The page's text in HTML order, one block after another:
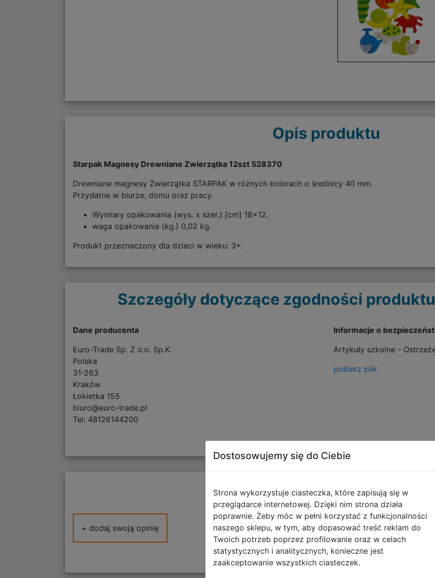
Opis produktu
Starpak Magnesy Drewniane Zwierzątka 12szt 528370
Drewniane magnesy Zwierzątka STARPAK w różnych kolorach o średnicy 40 mm.
Przydatne w biurze, domu oraz pracy.
Wymiary opakowania (wys. x szer.) [cm] 18x12,
waga opakowania (kg.) 0,02 kg.
Produkt przeznaczony dla dzieci w wieku: 3+.
Szczegóły dotyczące zgodności
Dane producenta
Euro-Trade Sp. Z o.o. Sp.K.
Polska
31-263
Kraków
Łokietka 155
biuro@euro-trade.pl
Tel: 48126144200
Informacje o
Artykuły szkolne -
pobierz plik
Opinie o produkcie
+ dodaj swoją opinię
Dostosowujemy się do Ciebie
Strona wykorzystuje ciasteczka, które zapisują się w
przeglądarce internetowej. Dzięki nim strona działa
poprawnie. Żeby móc w pełni korzystać z funkcjonalności
naszego sklepu, w tym, aby dopasować treść reklam do
Twoich potrzeb poprzez profilowanie oraz w celach
statystycznych i analitycznych, konieczne jest
zaakceptowanie wszystkich ciasteczek.